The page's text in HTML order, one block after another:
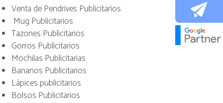
Venta de Pendrives Publicitarios
Mug Publicitarios
Tazones Publicitarios
Gorros Publicitarios
Mochilas Publicitarias
Bananos Publicitarios
Lápices publicitarios
Bolsos Publicitarios